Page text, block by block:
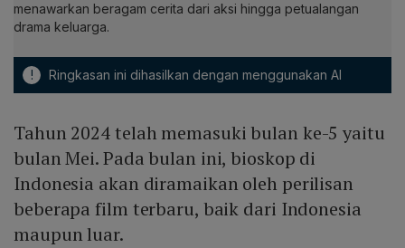
menawarkan beragam cerita dari aksi hingga petualangan
drama keluarga.
! Ringkasan ini dihasilkan dengan menggunakan AI
Tahun 2024 telah memasuki bulan ke-5 yaitu
bulan Mei. Pada bulan ini, bioskop di
Indonesia akan diramaikan oleh perilisan
beberapa film terbaru, baik dari Indonesia
maupun luar.